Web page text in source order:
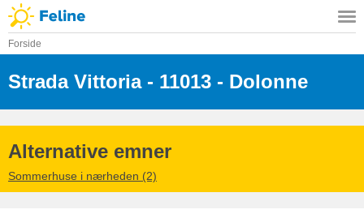
Forside
Strada Vittoria
- Courmayeur
- 11013 - Dolonne
Alternative emner
Sommerhuse i nærheden (2)